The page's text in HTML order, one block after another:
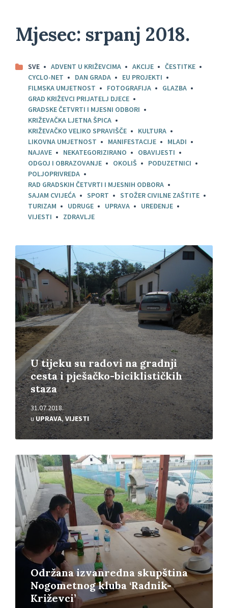
Mjesec: srpanj 2018.
SVE ADVENT U KRIŽEVCIMA AKCIJE
ČESTITKE
CYCLO-NET
DAN GRADA
EU PROJEKTI
FILMSKA UMJETNOST
FOTOGRAFIJA
GLAZBA
GRAD KRIŽEVCI PRIJATELJ DJECE
GRADSKE ČETVRTI I MJESNI ODBORI
KRIŽEVAČKA LJETNA ŠPICA
KRIŽEVAČKO VELIKO SPRAVIŠČE
KULTURA
LIKOVNA UMJETNOST
MANIFESTACIJE
MLADI
NAJAVE
NEKATEGORIZIRANO
OBAVIJESTI
ODGOJ I OBRAZOVANJE
OKOLIŠ
PODUZETNICI
POLJOPRIVREDA
RAD GRADSKIH ČETVRTI I MJESNIH ODBORA
SAJAM CVIJEĆA
SPORT
STOŽER CIVILNE ZAŠTITE
TURIZAM
UDRUGE UPRAVA
UREĐENJE
VIJESTI
ZDRAVLJE
U tijeku su radovi na gradnji
cesta i pješačko-biciklističkih
staza
31.07.2018.
uUPRAVA,VIJESTI
Pročitajte
više
Održana izvanredna skupština
Nogometnog kluba ‘Radnik-
Križevci’
Pročitajte
više